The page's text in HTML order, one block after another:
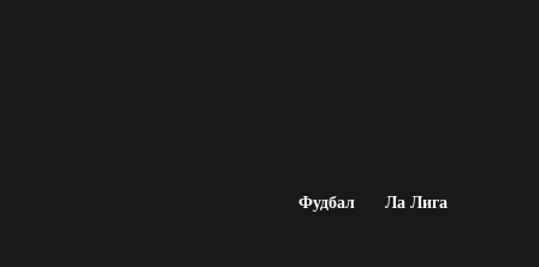
Фудбал Ла Лига